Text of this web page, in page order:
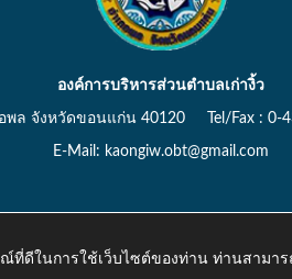
องค์การบริหารส่วนตำบลเก่างิ้ว
พล จังหวัดขอนแก่น 40120 Tel/Fax : 0-
E-Mail: kaongiw.obt@gmail.com
ดีในการใช้เว็บไซต์ของท่าน ท่านสามาร